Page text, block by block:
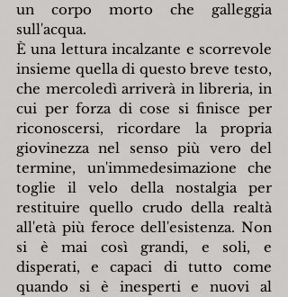
un corpo morto che galleggia
sull'acqua.
È una lettura incalzante e scorrevole
insieme quella di questo breve testo,
che mercoledì arriverà in libreria, in
cui per forza di cose si finisce per
riconoscersi, ricordare la propria
giovinezza nel senso più vero del
termine, un'immedesimazione che
toglie il velo della nostalgia per
restituire quello crudo della realtà
all'età più feroce dell'esistenza. Non
si è mai così grandi, e soli, e
disperati, e capaci di tutto come
quando si è inesperti e nuovi al